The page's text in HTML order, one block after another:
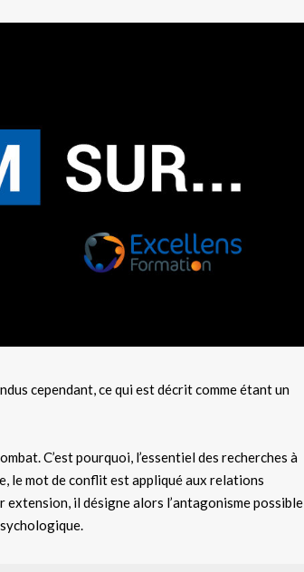
cependant, ce qui est décrit comme étant un
C’est pourquoi, l’essentiel des recherches à
le mot de conflit est appliqué aux relations
il désigne alors l’antagonisme possible